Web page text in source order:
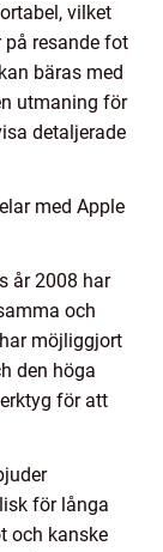
vilket
resande fot
bäras med
utmaning för
detaljerade
med Apple
år 2008 har
och
möjliggjort
den höga
för att
för långa
och kanske